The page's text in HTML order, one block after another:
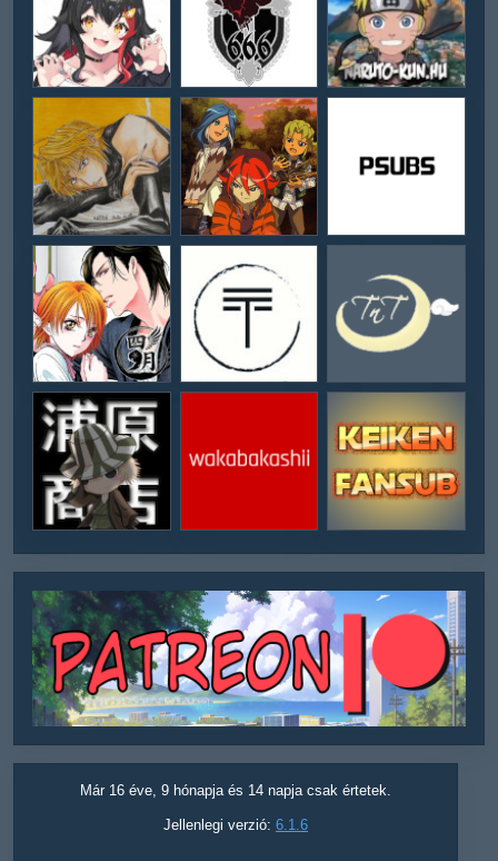
Már 16 éve, 9 hónapja és 14 napja csak értetek.
Jellenlegi verzió: 6.1.6